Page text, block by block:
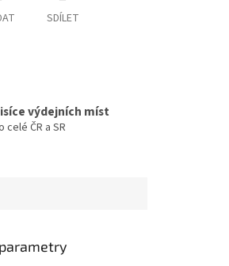
SDÍLET
výdejních míst
celé ČR a SR